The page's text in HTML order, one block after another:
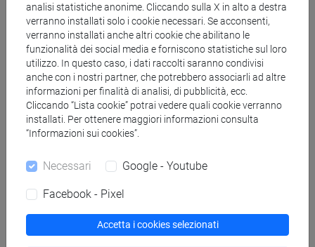
Corsi di studio e percorsi
[LT40] LINGUE, CULTURE E SOCIETÀ DELL'ASIA
E DELL'AFRICA MEDITERRANEA - Laurea
giappone/sud-est asiatico / cina/corea/giappone
/cina/corea
Mutua da
PRINCIPI DI ECONOMIA E GESTIONE DELLE
IMPRESE [LT7010]
analisi statistiche anonime. Cliccando sulla X in alto a destra
verranno installati solo i cookie necessari. Se acconsenti,
verranno installati anche altri cookie che abilitano le
funzionalità dei social media e forniscono statistiche sul loro
utilizzo. In questo caso, i dati raccolti saranno condivisi
anche con i nostri partner, che potrebbero associarli ad altre
informazioni per finalità di analisi, di pubblicità, ecc.
Cliccando “Lista cookie” potrai vedere quali cookie verranno
installati. Per ottenere maggiori informazioni consulta
“Informazioni sui cookies”.
Necessari Google - Youtube
Facebook - Pixel
Accetta i cookies selezionati